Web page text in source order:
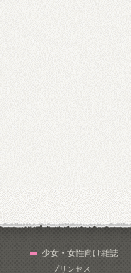
少女・女性向け雑誌
プリンセス